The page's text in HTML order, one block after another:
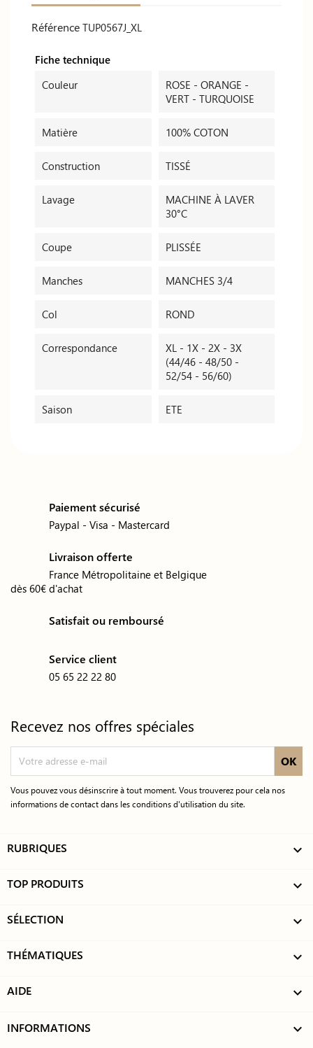
Référence TUP0567J_XL
Fiche technique
Couleur
ROSE - ORANGE -
VERT - TURQUOISE
Matière 100% COTON
Construction TISSÉ
Lavage
MACHINE À LAVER
30°C
Coupe PLISSÉE
Manches MANCHES 3/4
Col ROND
Correspondance
XL - 1X - 2X - 3X
(44/46 - 48/50 -
52/54 - 56/60)
Saison ETE
Paiement sécurisé
Paypal - Visa - Mastercard
Livraison offerte
France Métropolitaine et Belgique
dès 60€ d'achat
Satisfait ou remboursé
Service client
05 65 22 22 80
Recevez nos offres spéciales
Vous pouvez vous désinscrire à tout moment. Vous trouverez pour cela nos
informations de contact dans les conditions d'utilisation du site.
RUBRIQUES 
TOP PRODUITS 
SÉLECTION 
THÉMATIQUES 
AIDE 
INFORMATIONS 